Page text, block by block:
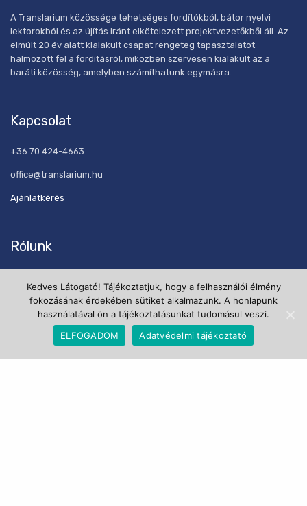
A Translarium közössége tehetséges fordítókból, bátor nyelvi
lektorokból és az újítás iránt elkötelezett projektvezetőkből áll. Az
elmúlt 20 év alatt kialakult csapat rengeteg tapasztalatot
halmozott fel a fordításról, miközben szervesen kialakult az a
baráti közösség, amelyben számíthatunk egymásra.
Kapcsolat
+36 70 424-4663
office@translarium.hu
Ajánlatkérés
Rólunk
Adatvédelmi tájékoztató
Általános szerződési feltételek
Kedves Látogató! Tájékoztatjuk, hogy a felhasználói élmény
fokozásának érdekében sütiket alkalmazunk. A honlapunk
használatával ön a tájékoztatásunkat tudomásul veszi.
ELFOGADOM
Adatvédelmi tájékoztató